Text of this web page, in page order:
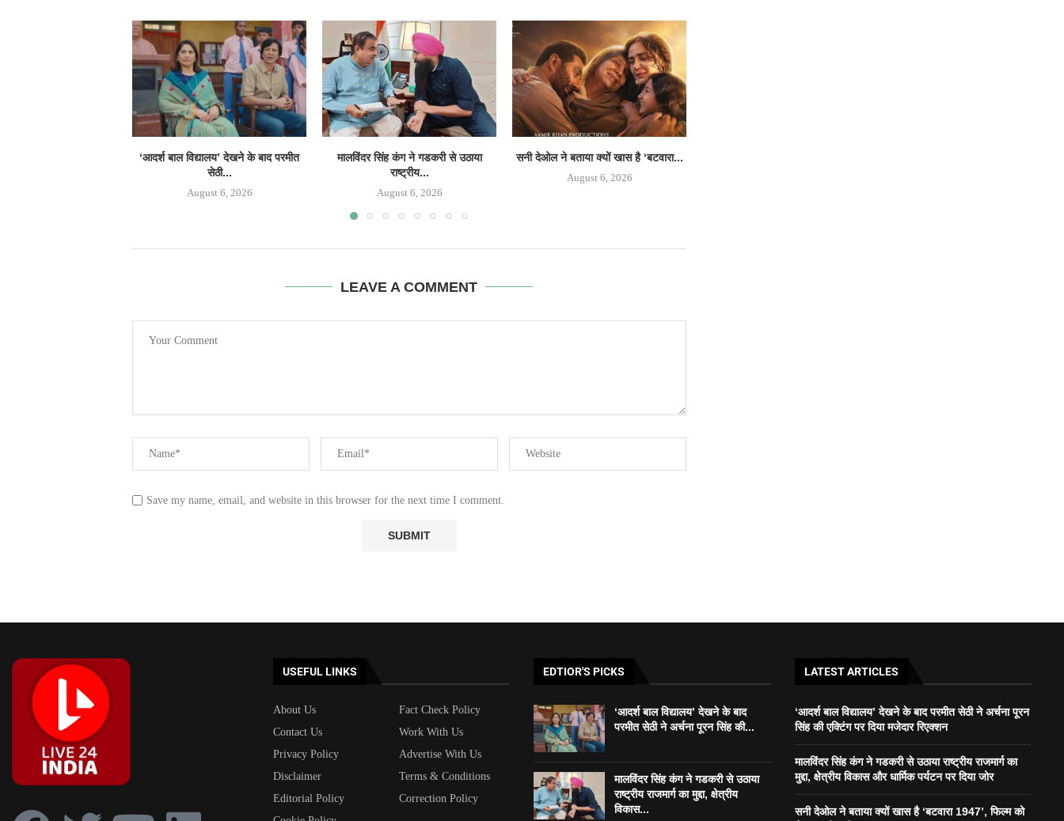
‘आदर्श बाल विद्यालय’ देखने के बाद परमीत
सेठी...
August 6, 2026
मालविंदर सिंह कंग ने गडकरी से उठाया
राष्ट्रीय...
August 6, 2026
सनी देओल ने बताया क्यों खास है ‘बटवारा...
August 6, 2026
LEAVE A COMMENT
Save my name, email, and website in this browser for the next time I comment.
USEFUL LINKS
About Us
Fact Check Policy
Contact Us
Work With Us
Privacy Policy
Advertise With Us
Disclaimer
Terms & Conditions
Editorial Policy
Correction Policy
EDTIOR'S PICKS
‘आदर्श बाल विद्यालय’ देखने के बाद
परमीत सेठी ने अर्चना पूरन सिंह की...
मालविंदर सिंह कंग ने गडकरी से उठाया
राष्ट्रीय राजमार्ग का मुद्दा, क्षेत्रीय
विकास...
LATEST ARTICLES
‘आदर्श बाल विद्यालय’ देखने के बाद परमीत सेठी ने अर्चना पूरन
सिंह की एक्टिंग पर दिया मजेदार रिएक्शन
मालविंदर सिंह कंग ने गडकरी से उठाया राष्ट्रीय राजमार्ग का
मुद्दा, क्षेत्रीय विकास और धार्मिक पर्यटन पर दिया जोर
सनी देओल ने बताया क्यों खास है ‘बटवारा 1947’, फिल्म को